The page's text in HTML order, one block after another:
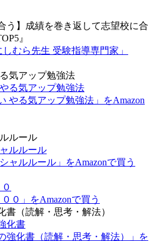
う】成績を巻き返して志望校に合
』
気アップ勉強法
ルール
（読解・思考・解法）